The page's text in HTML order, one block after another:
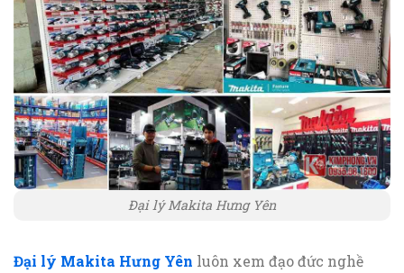
Đại lý Makita Hưng Yên
Đại lý Makita Hưng Yên luôn xem đạo đức nghề